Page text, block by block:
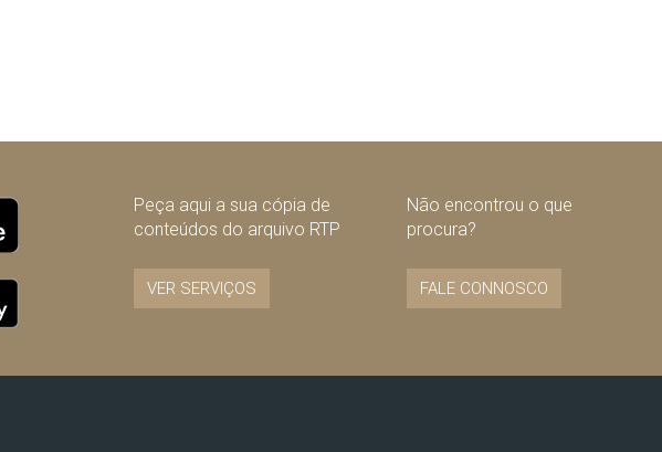
Peça aqui a sua cópia de
conteúdos do arquivo RTP
VER SERVIÇOS
Não encontrou o que
procura?
FALE CONNOSCO